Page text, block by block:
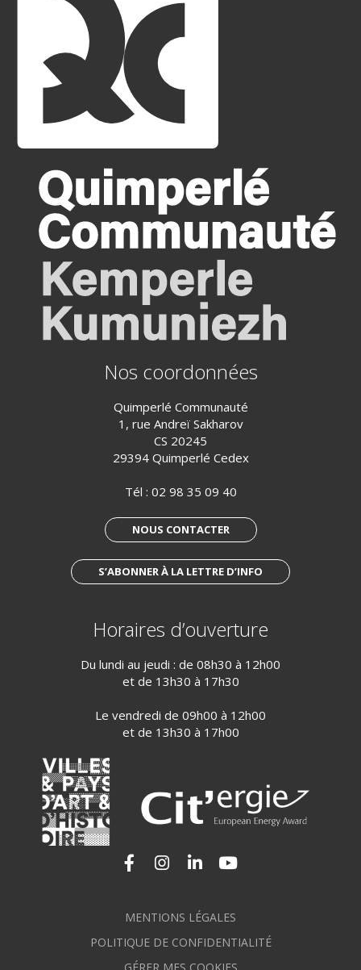
Nos coordonnées
Quimperlé Communauté
1, rue Andreï Sakharov
CS 20245
29394 Quimperlé Cedex
Tél : 02 98 35 09 40
NOUS CONTACTER
S’ABONNER À LA LETTRE D’INFO
Horaires d’ouverture
Du lundi au jeudi : de 08h30 à 12h00
et de 13h30 à 17h30
Le vendredi de 09h00 à 12h00
et de 13h30 à 17h00
Lien vers le compte Facebook
Lien vers le compte Instagram
Lien vers le compte
MENTIONS LÉGALES
POLITIQUE DE CONFIDENTIALITÉ